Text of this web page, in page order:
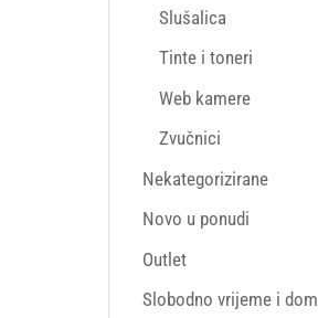
Slušalica
Tinte i toneri
Web kamere
Zvučnici
Nekategorizirane
Novo u ponudi
Outlet
Slobodno vrijeme i dom